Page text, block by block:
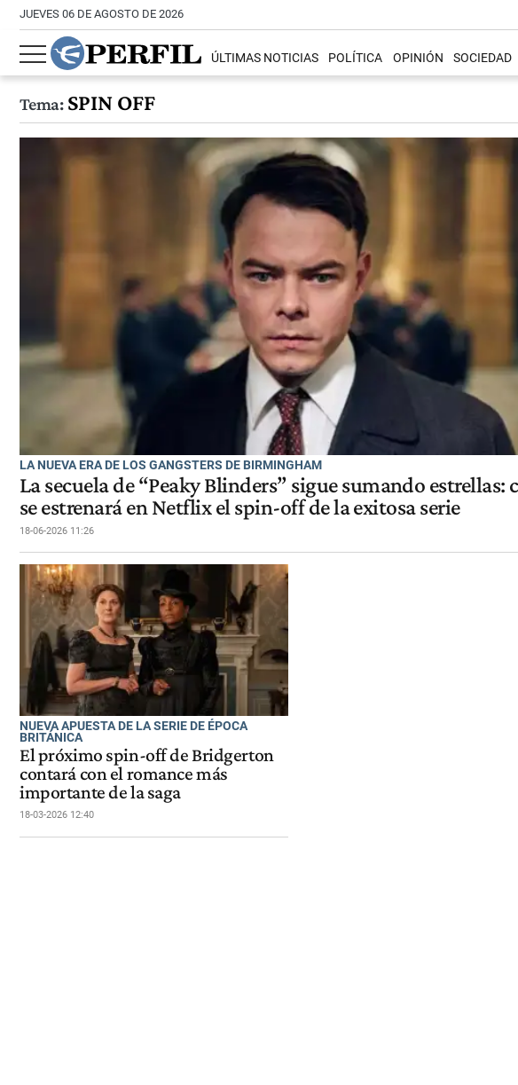
JUEVES 06 DE AGOSTO DE 2026
ÚLTIMAS NOTICIAS POLÍTICA OPINIÓN SOCIEDAD
Tema:SPIN OFF
LA NUEVA ERA DE LOS GANGSTERS DE BIRMINGHAM
La secuela de “Peaky Blinders” sigue sumando estrellas:
se estrenará en Netflix el spin-off de la exitosa serie
18-06-2026 11:26
NUEVA APUESTA DE LA SERIE DE ÉPOCA
BRITÁNICA
El próximo spin-off de Bridgerton
contará con el romance más
importante de la saga
18-03-2026 12:40